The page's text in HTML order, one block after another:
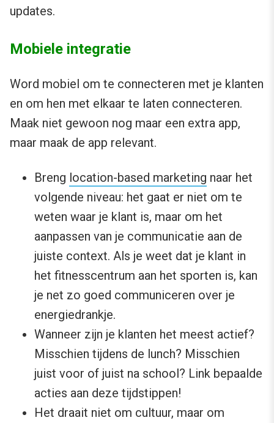
updates.
Mobiele integratie
Word mobiel om te connecteren met je klanten
en om hen met elkaar te laten connecteren.
Maak niet gewoon nog maar een extra app,
maar maak de app relevant.
Breng location-based marketing naar het
volgende niveau: het gaat er niet om te
weten waar je klant is, maar om het
aanpassen van je communicatie aan de
juiste context. Als je weet dat je klant in
het fitnesscentrum aan het sporten is, kan
je net zo goed communiceren over je
energiedrankje.
Wanneer zijn je klanten het meest actief?
Misschien tijdens de lunch? Misschien
juist voor of juist na school? Link bepaalde
acties aan deze tijdstippen!
Het draait niet om cultuur, maar om